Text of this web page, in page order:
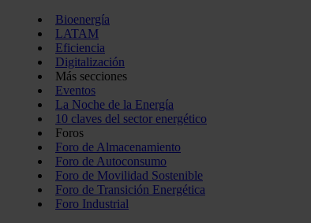
Bioenergía
LATAM
Eficiencia
Digitalización
Más secciones
Eventos
La Noche de la Energía
10 claves del sector energético
Foros
Foro de Almacenamiento
Foro de Autoconsumo
Foro de Movilidad Sostenible
Foro de Transición Energética
Foro Industrial